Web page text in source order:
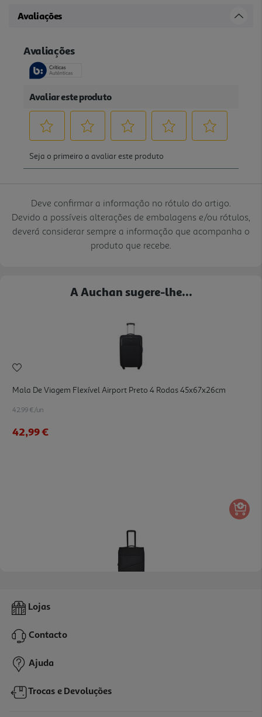
Avaliações
Deve confirmar a informação no rótulo do artigo.
Devido a possíveis alterações de embalagens e/ou rótulos,
deverá considerar sempre a informação que acompanha o
produto que recebe.
A Auchan sugere-lhe...
Mala De Viagem Flexível Airport Preto 4 Rodas 45x67x26cm
42.99 €/un
42,99 €
Mala De Viagem Flexível Airport Preto 8 Rodas 45x67x26cm
54,99 €
Lojas
Contacto
Ajuda
Trocas e Devoluções